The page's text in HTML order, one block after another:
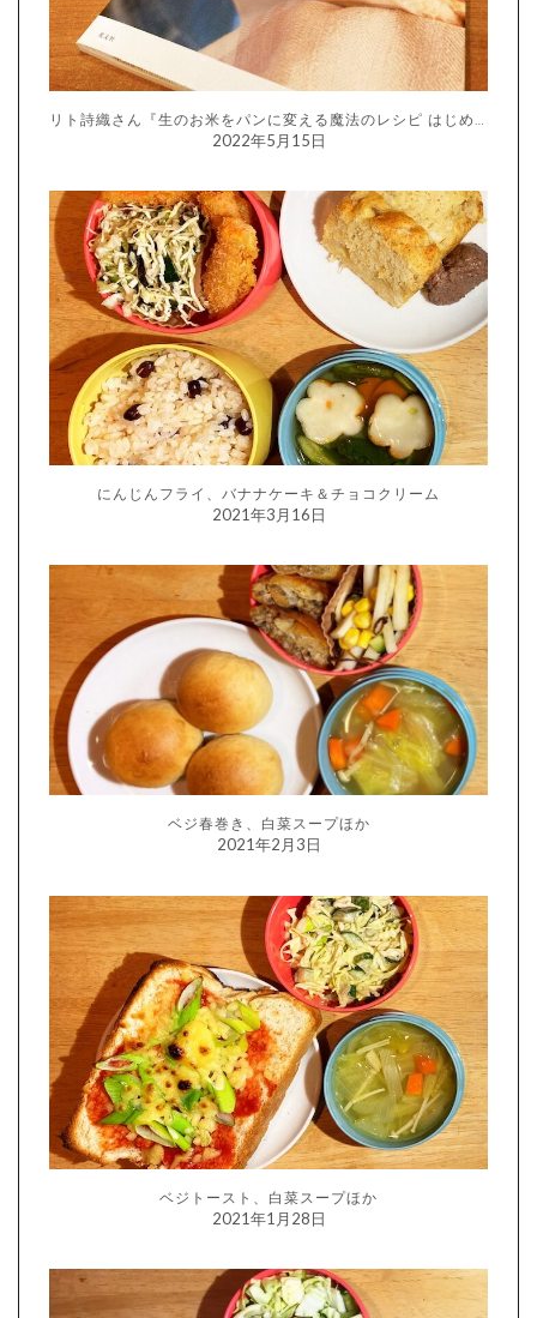
2022年5月15日
にんじんフライ、バナナケーキ＆チョコクリーム
2021年3月16日
ベジ春巻き、白菜スープほか
2021年2月3日
ベジトースト、白菜スープほか
2021年1月28日